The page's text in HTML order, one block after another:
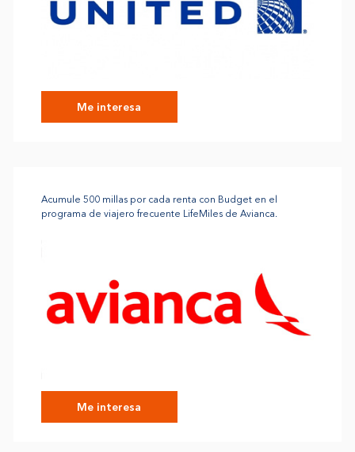
Me interesa
Acumule 500 millas por cada renta con Budget en el
programa de viajero frecuente LifeMiles de Avianca.
Me interesa